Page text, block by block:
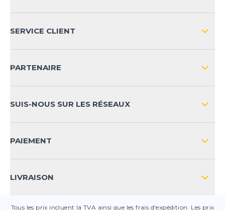
SERVICE CLIENT
CONTACT
SÉCURITÉ DES PRODUITS
PARTENAIRE
SUIS-NOUS SUR LES RÉSEAUX
PAIEMENT
LIVRAISON
Tous les prix incluent la TVA ainsi que les frais d'expédition. Les prix